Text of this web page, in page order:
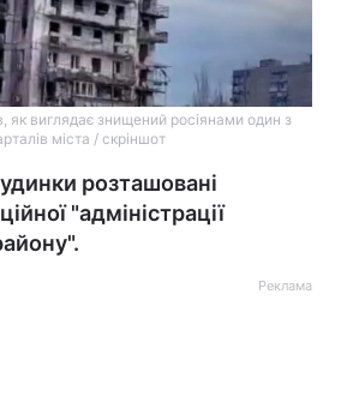
виглядає знищений росіянами один з
міста / скріншот
розташовані
"адміністрації
Реклама